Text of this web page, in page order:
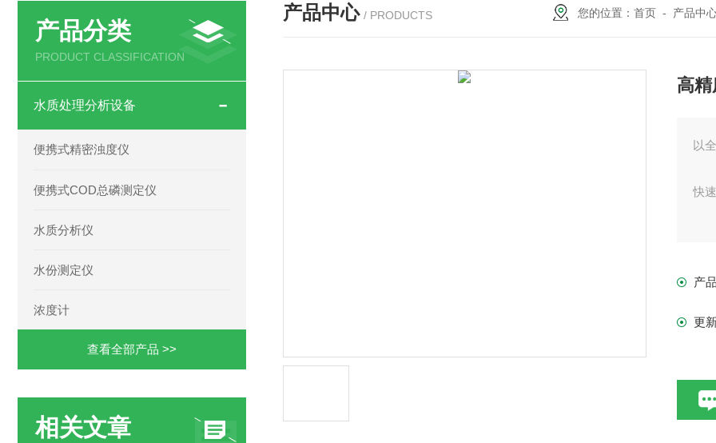
产品分类
PRODUCT CLASSIFICATION
水质处理分析设备
便携式精密浊度仪
便携式COD总磷测定仪
水质分析仪
水份测定仪
浓度计
查看全部产品 >>
相关文章
产品中心 / PRODUCTS 您的位置：首页 - 产品中
高
以
快
纸
做
粉
产
更